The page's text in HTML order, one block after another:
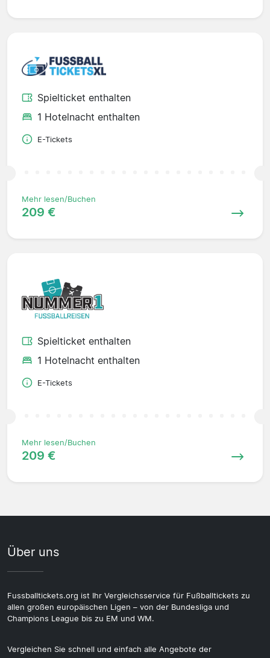
Spielticket enthalten
1 Hotelnacht enthalten
E-Tickets
Mehr lesen/Buchen
209 €
Spielticket enthalten
1 Hotelnacht enthalten
E-Tickets
Mehr lesen/Buchen
209 €
Über uns
Fussballtickets.org ist Ihr Vergleichsservice für Fußballtickets zu
allen großen europäischen Ligen – von der Bundesliga und
Champions League bis zu EM und WM.
Vergleichen Sie schnell und einfach alle Angebote der